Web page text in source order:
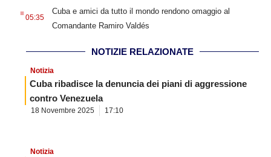
.05:35
Cuba e amici da tutto il mondo rendono omaggio al
Comandante Ramiro Valdés
NOTIZIE RELAZIONATE
Notizia
Cuba ribadisce la denuncia dei piani di aggressione
contro Venezuela
18 Novembre 2025 17:10
Notizia